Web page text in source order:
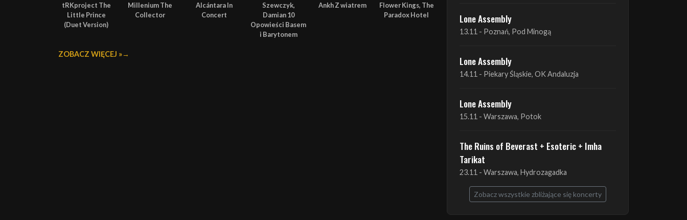
tRKproject The
Little Prince
(Duet Version)
Millenium The
Collector
Alcántara In
Concert
Szewczyk,
Damian 10
Opowieści Basem
i Barytonem
Ankh Z wiatrem
Flower Kings, The
Paradox Hotel
ZOBACZ WIĘCEJ »
23.10 - Warszawa, Progresja
13.11 - Poznań, Pod Minogą
14.11 - Piekary Śląskie, OK Andaluzja
15.11 - Warszawa, Potok
The Ruins of Beverast + Esoteric + Imha
Tarikat
23.11 - Warszawa, Hydrozagadka